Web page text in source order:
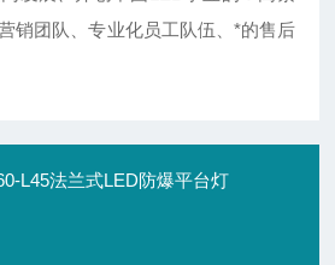
销团队、专业化员工队伍、*的售后
L45法兰式LED防爆平台灯